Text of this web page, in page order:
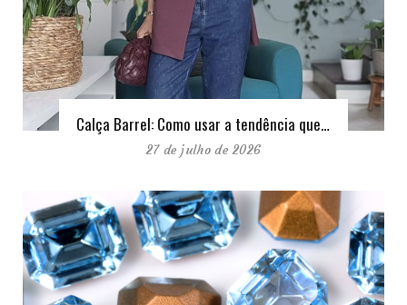
Calça Barrel: Como usar a tendência que…
27 de julho de 2026